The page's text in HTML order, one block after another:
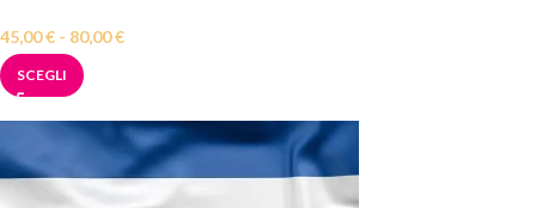
45,00€ - 80,00€
SCEGLI